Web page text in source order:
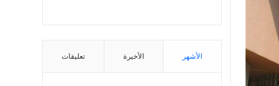
الأشهر الأخيرة تعليقات